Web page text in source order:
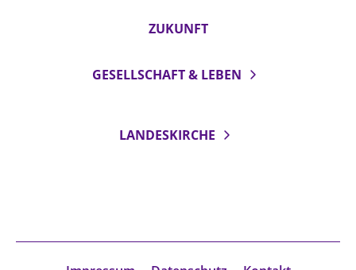
ZUKUNFT
GESELLSCHAFT & LEBEN
LANDESKIRCHE